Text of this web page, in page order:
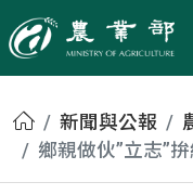
農業部
首頁新聞與公報
鄉親做伙”立志”